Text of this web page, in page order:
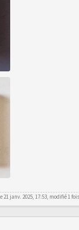
21 janv. 2025, 17:53, modifié 1